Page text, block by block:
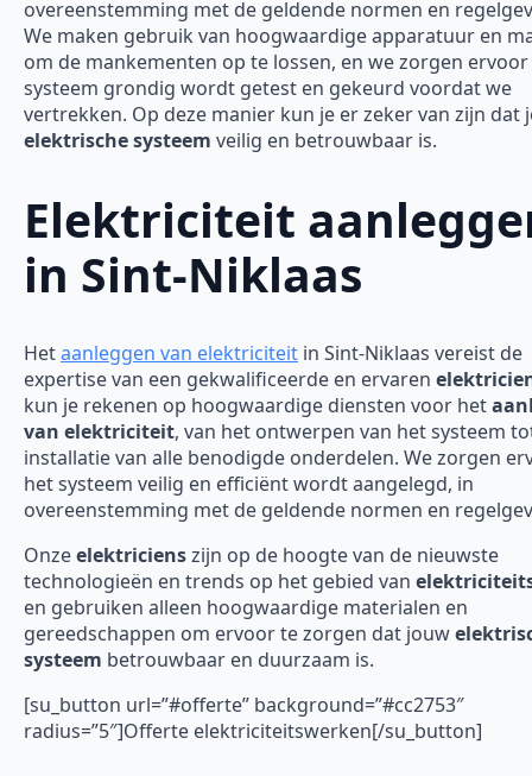
overeenstemming met de geldende normen en
We maken gebruik van hoogwaardige apparatuur en
om de mankementen op te lossen, en we zorgen
systeem grondig wordt getest en gekeurd voordat we
vertrekken. Op deze manier kun je er zeker van zijn dat
elektrische systeem veilig en betrouwbaar is.
Elektriciteit
in Sint-Niklaas
Hetaanleggen van elektriciteit in Sint-Niklaas vereist de
expertise van een gekwalificeerde en ervaren
kun je rekenen op hoogwaardige diensten voor het
van elektriciteit, van het ontwerpen van het systeem
installatie van alle benodigde onderdelen. We zorgen
het systeem veilig en efficiënt wordt aangelegd, in
overeenstemming met de geldende normen en
Onzeelektricienszijn op de hoogte van de nieuwste
technologieën en trends op het gebied van
en gebruiken alleen hoogwaardige materialen en
gereedschappen om ervoor te zorgen dat jouw
systeem betrouwbaar en duurzaam is.
[su_button url=”#offerte” background=”#cc2753″
radius=”5″]Offerte elektriciteitswerken[/su_button]